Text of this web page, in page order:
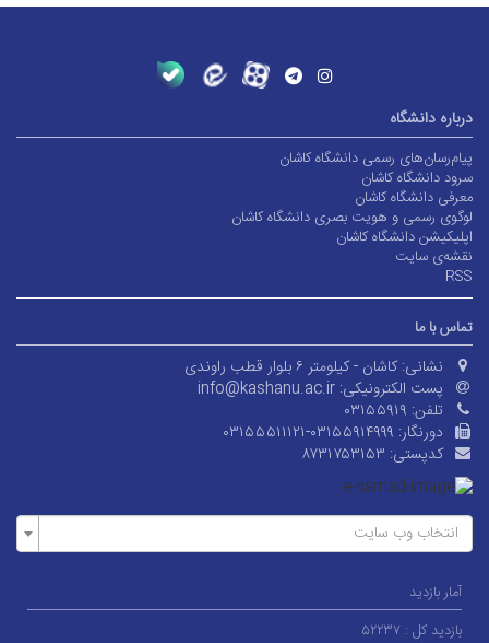
درباره دانشگاه
پیام‌رسان‌های رسمی دانشگاه کاشان
سرود دانشگاه کاشان
معرفی دانشگاه کاشان
لوگوی رسمی و هویت بصری دانشگاه کاشان
اپلیکیشن دانشگاه کاشان
نقشه‌ی سایت
RSS
تماس با ما
نشانی: کاشان - کیلومتر ۶ بلوار قطب راوندی
پست الکترونیکی: info@kashanu.ac.ir
تلفن: ۰۳۱۵۵۹۱۹
دورنگار: ۰۳۱۵۵۵۱۱۱۲۱-۰۳۱۵۵۹۱۴۹۹۹
کدپستی: ۸۷۳۱۷۵۳۱۵۳
انتخاب وب سایت
آمار بازدید
بازدید کل : ۵۲۲۳۷